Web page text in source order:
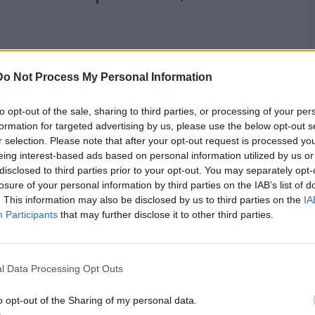
Not Process My Personal Information
opt-out of the sale, sharing to third parties, or processing of your
for targeted advertising by us, please use the below opt-out
selection. Please note that after your opt-out request is processed
interest-based ads based on personal information utilized by us
to third parties prior to your opt-out. You may separately
of your personal information by third parties on the IAB’s list of
This information may also be disclosed by us to third parties on the
Participants that may further disclose it to other third parties.
Data Processing Opt Outs
opt-out of the Sharing of my personal data.
media dal 1948 ad oggi,
molto più amaro: 4,26
famiglie da qui
ha calcolato, con un
un aggravio di spesa
attuali 2.128 euro a 3.491 euro
di 16.356 euro l’anno.
aumento del 5,2% del costo
arriverebbe a sfiorare i
euro su base annuale.